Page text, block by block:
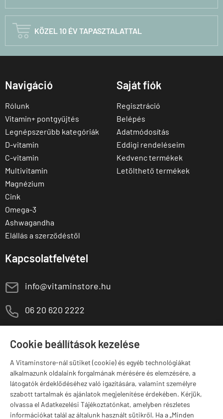
Cookie beállítások kezelése
A Vitaminstore-nál sütiket (cookie) és egyéb technológiákat
alkalmazunk oldalaink forgalmának mérésére és elemzésére, a
látogatók érdeklődéséhez való igazítására, valamint személyre
szabott tartalmak és ajánlatok megjelenítése érdekében. Kérjük,
olvassa el Adatkezelési Tájékoztatónkat, amelyben részletes
információkat talál az általunk használt sütikről. Ha a „Minden
 KÖZEL 10 ÉV TAPASZTALATTAL
Navigáció
Rólunk
Vitamin+ pontgyűjtés
Legnépszerűbb kategóriák
D-vitamin
C-vitamin
Multivitamin
Magnézium
Cink
Omega-3
Ashwagandha
Elállás a szerződéstől
Saját fiók
Regisztráció
Belépés
Adatmódosítás
Eddigi rendeléseim
Kedvenc termékek
Letölthető termékek
Kapcsolatfelvétel
E info@vitaminstore.hu
M 06 20 620 2222
Szugló u. 83-85.
Márkák